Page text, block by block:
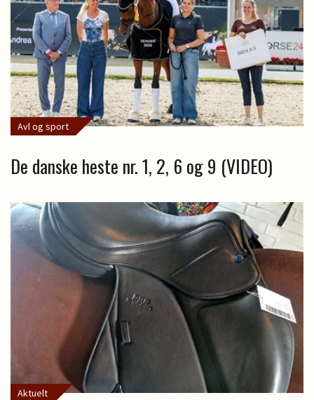
Avl og sport
De danske heste nr. 1, 2, 6 og 9 (VIDEO)
Aktuelt